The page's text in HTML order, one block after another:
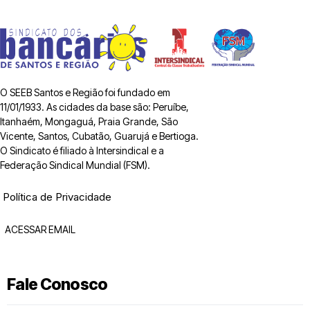
O SEEB Santos e Região foi fundado em
11/01/1933. As cidades da base são: Peruíbe,
Itanhaém, Mongaguá, Praia Grande, São
Vicente, Santos, Cubatão, Guarujá e Bertioga.
O Sindicato é filiado à Intersindical e a
Federação Sindical Mundial (FSM).
Política de Privacidade
ACESSAR EMAIL
Fale Conosco